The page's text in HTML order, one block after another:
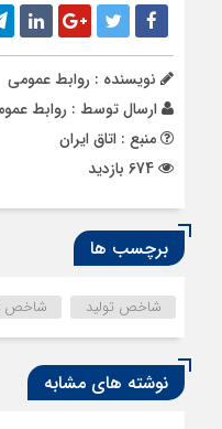
نویسنده : روابط عمومی
ارسال توسط : روابط
منبع : اتاق ایران
برچسب ها
شاخص تولید شاخص
نوشته های مشابه